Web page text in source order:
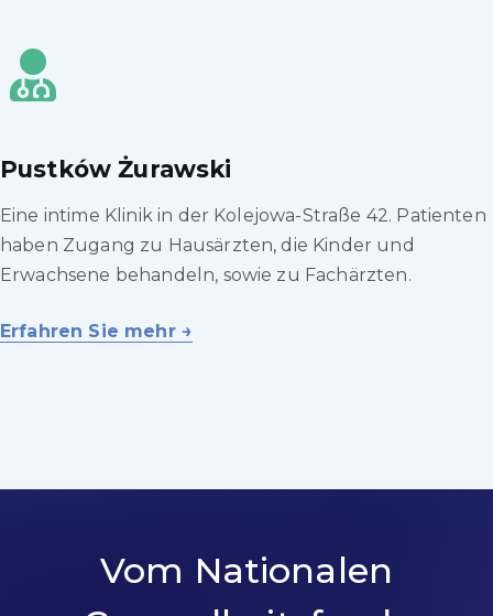
Pustków Żurawski
Eine intime Klinik in der Kolejowa-Straße 42. Patienten
haben Zugang zu Hausärzten, die Kinder und
Erwachsene behandeln, sowie zu Fachärzten.
Erfahren Sie mehr →
Vom Nationalen